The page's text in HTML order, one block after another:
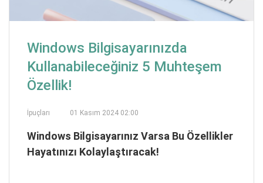
Windows Bilgisayarınızda
Kullanabileceğiniz 5 Muhteşem
Özellik!
İpuçları 01 Kasım 2024 02:00
Windows Bilgisayarınız Varsa Bu Özellikler
Hayatınızı Kolaylaştıracak!